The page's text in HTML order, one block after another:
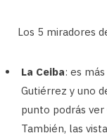
Los 5 miradores
La Ceiba: es
Gutiérrez y uno
punto podrás ver
También, las